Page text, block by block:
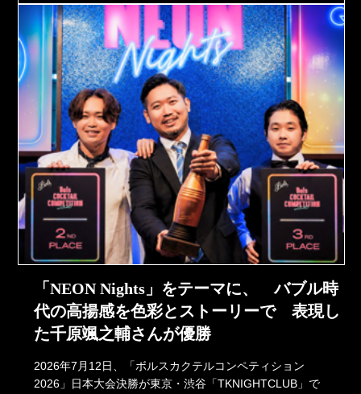
「NEON Nights」をテーマに、 バブル時
代の高揚感を色彩とストーリーで 表現し
た千原颯之輔さんが優勝
2026年7月12日、「ボルスカクテルコンペティション
2026」日本大会決勝が東京・渋谷「TKNIGHTCLUB」で